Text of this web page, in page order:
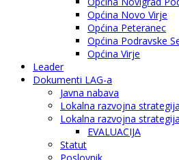
Općina Novo Virje
Općina Peteranec
Općina Podravske
Općina Virje
Leader
Dokumenti LAG-a
Javna nabava
Lokalna razvojna
Lokalna razvojna
EVALUACIJA
Statut
Poslovnik